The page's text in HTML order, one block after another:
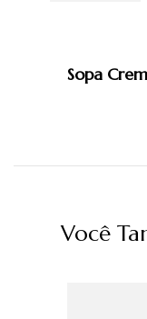
Sopa
Você